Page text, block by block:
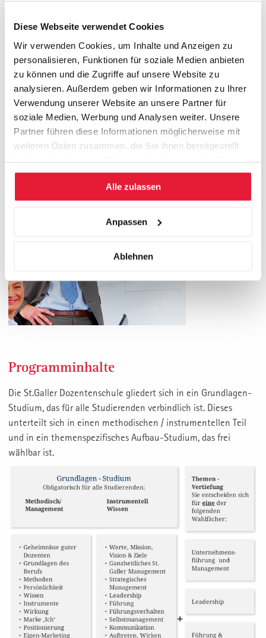
Diese Webseite verwendet Cookies
Wir verwenden Cookies, um Inhalte und Anzeigen zu
personalisieren, Funktionen für soziale Medien anbieten
zu können und die Zugriffe auf unsere Website zu
analysieren. Außerdem geben wir Informationen zu Ihrer
Verwendung unserer Website an unsere Partner für
soziale Medien, Werbung und Analysen weiter. Unsere
Partner führen diese Informationen möglicherweise mit
weiteren Daten zusammen, die Sie ihnen bereitgestellt
gesammelt haben.
Alle zulassen
Anpassen
Ablehnen
Programminhalte
Die St.Galler Dozentenschule gliedert sich in ein Grundlagen-
Studium, das für alle Studierenden verbindlich ist. Dieses
unterteilt sich in einen methodischen / instrumentellen Teil
und in ein themenspezifisches Aufbau-Studium, das frei
wählbar ist.